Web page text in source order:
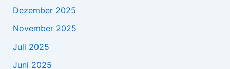
Dezember 2025
November 2025
Juli 2025
Juni 2025